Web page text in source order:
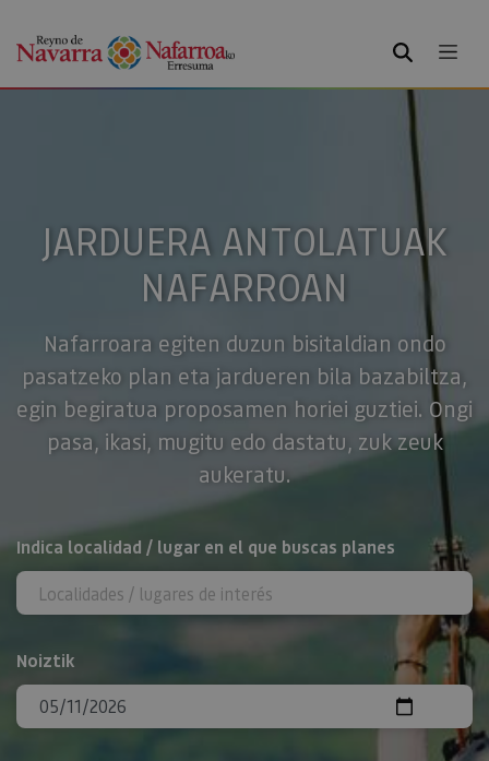
BILATU
JARDUERA ANTOLATUAK
NAFARROAN
Nafarroara egiten duzun bisitaldian ondo
pasatzeko plan eta jardueren bila bazabiltza,
egin begiratua proposamen horiei guztiei. Ongi
pasa, ikasi, mugitu edo dastatu, zuk zeuk
aukeratu.
BILATU
Indica localidad / lugar en el que buscas planes
Noiztik